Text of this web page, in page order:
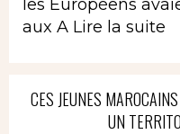
les Européens
aux A Lire la suite
CES JEUNES
UN